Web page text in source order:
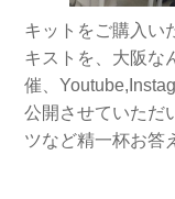
キットをご購入い
キストを、大阪な
催、
公開させていただ
ツなど精一杯お答